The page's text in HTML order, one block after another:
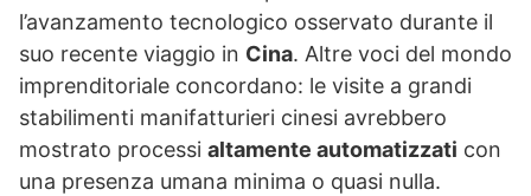
l’avanzamento tecnologico osservato durante il
suo recente viaggio in Cina. Altre voci del mondo
imprenditoriale concordano: le visite a grandi
stabilimenti manifatturieri cinesi avrebbero
mostrato processi altamente automatizzati con
una presenza umana minima o quasi nulla.